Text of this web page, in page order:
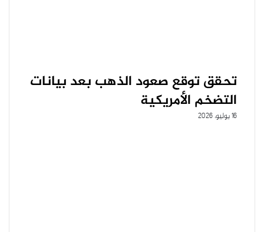
تحقق توقع صعود الذهب بعد بيانات
التضخم الأمريكية
16 يوليو، 2026